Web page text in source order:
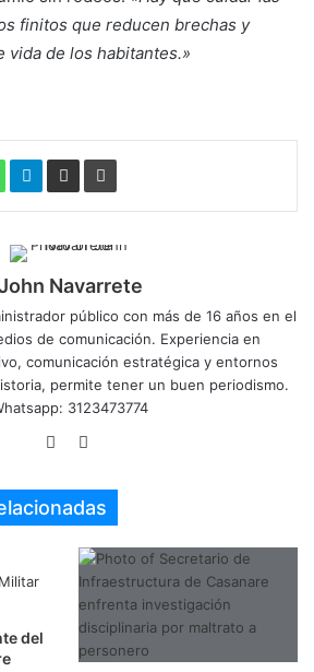
finitos que reducen brechas y
vida de los habitantes.»
Navarrete
público con más de 16 años en el
de comunicación. Experiencia en
comunicación estratégica y entornos
permite tener un buen periodismo.
3123473774
SitioTwitter
del